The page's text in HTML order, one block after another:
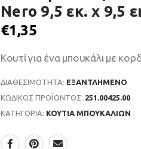
Nero 9,5 εκ. x 9,5
€1,35
Κουτί για ένα μπουκάλι με
ΔΙΑΘΕΣΙΜΌΤΗΤΑ: ΕΞΑΝΤΛΗΜΈΝΟ
ΚΩΔΙΚΌΣ ΠΡΟΪΌΝΤΟΣ: 251.00425.00
ΚΑΤΗΓΟΡΊΑ: ΚΟΥΤΙΑ ΜΠΟΥΚΑΛΙΩΝ